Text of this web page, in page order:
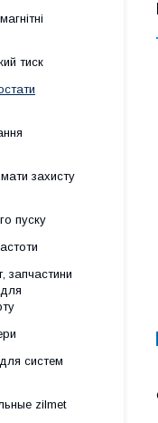
тиск
захисту
пуску
запчастини
систем
zilmet